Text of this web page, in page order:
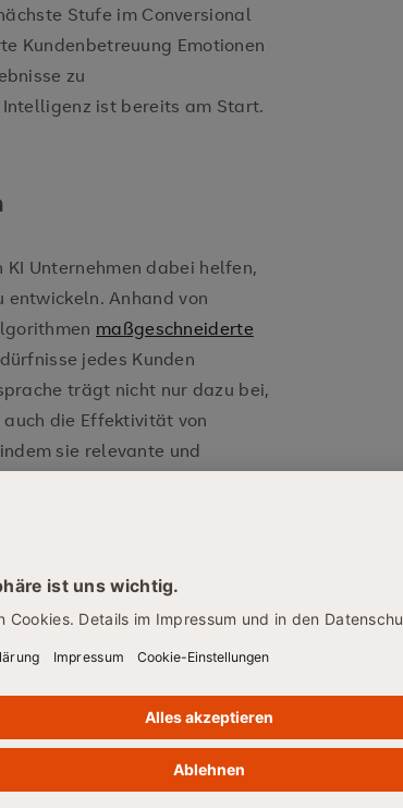
Stufe im Conversional
Kundenbetreuung Emotionen
zu
ist bereits am Start.
Unternehmen dabei helfen,
Anhand von
maßgeschneiderte
jedes Kunden
trägt nicht nur dazu bei,
die Effektivität von
sie relevante und
und anderen
von KI-Technologien wie
Marke wahrgenommen wird.
und Stimmungen
frühzeitig potenzielle Krisen
Auswirkungen auf ihr